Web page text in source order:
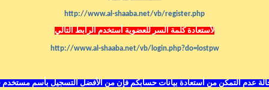
http://www.al-shaaba.net/vb/register.php
لأستعادة كلمة السر للعضوية أستخدم الرابط التالي
http://www.al-shaaba.net/vb/login.php?do=lostpw
عدم التمكن من أستعادة بيانات حسابكم فإن من الأفضل التسجيل بأسم مستخدم